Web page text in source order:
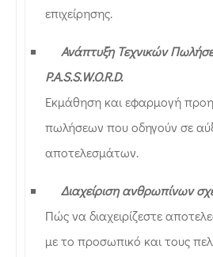
επιχείρησης.
Ανάπτυξη Τεχνικών
P.A.S.S.W.O.R.D.
Εκμάθηση και εφαρμογή
πωλήσεων που οδηγούν σε
αποτελεσμάτων.
Διαχείριση ανθρωπίνων
Πώς να διαχειρίζεστε
με το προσωπικό και τους